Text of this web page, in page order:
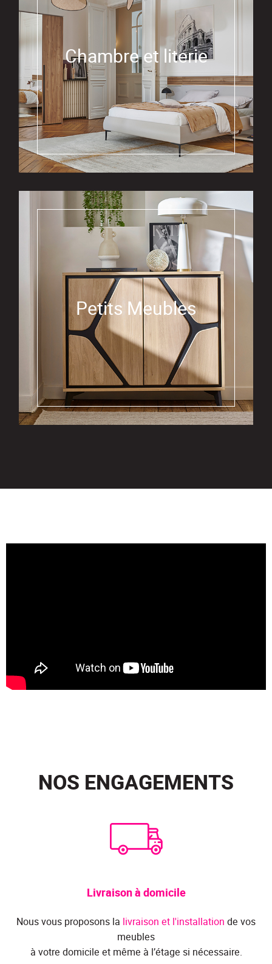
Chambre et literie
Petits Meubles
NOS ENGAGEMENTS
Livraison à domicile
Nous vous proposons la livraison et l'installation de vos
meubles
à votre domicile et même à l’étage si nécessaire.